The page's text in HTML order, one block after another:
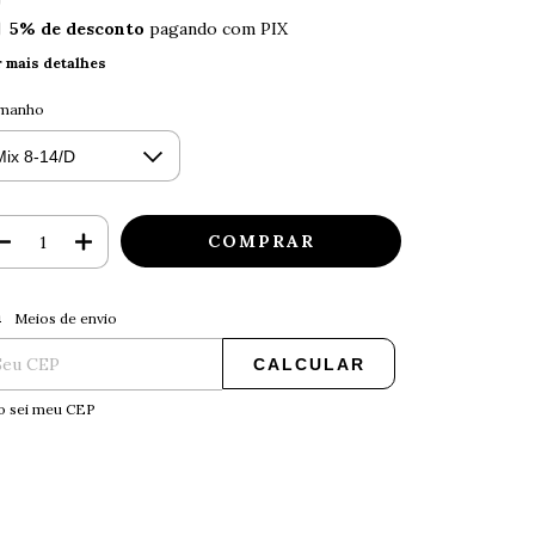
5% de desconto pagando com PIX
mais detalhes
para o CEP:
Meios de envio
CALCULAR
sei meu CEP